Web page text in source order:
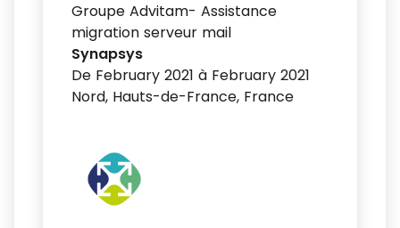
Groupe Advitam- Assistance
migration serveur mail
Synapsys
De February 2021 à February 2021
Nord, Hauts-de-France, France